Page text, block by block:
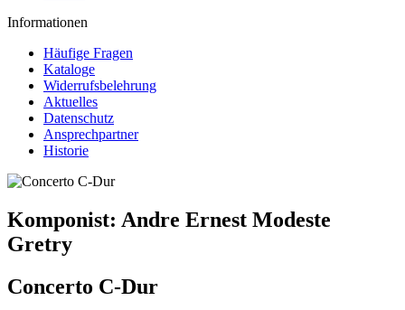
Informationen
Häufige Fragen
Kataloge
Widerrufsbelehrung
Aktuelles
Datenschutz
Ansprechpartner
Historie
Komponist: Andre Ernest Modeste
Gretry
Concerto C-Dur